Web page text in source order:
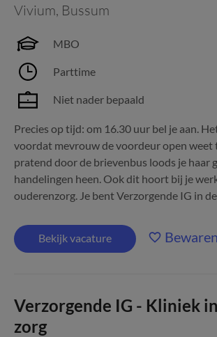
Vivium, Bussum
MBO
Parttime
Niet nader bepaald
Precies op tijd: om 16.30 uur bel je aan.
voordat mevrouw de voordeur open weet
pratend door de brievenbus loods je haar
handelingen heen. Ook dit hoort bij je
ouderenzorg. Je bent Verzorgende IG in
Bekijk vacature Bewaren
Verzorgende IG - Kliniek
zorg